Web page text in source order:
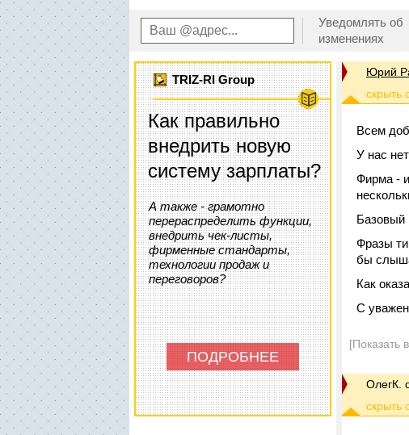
Уведомлять об
изменениях
TRIZ-RI Group
Как правильно
внедрить новую
систему зарплаты?
А также - грамотно
перераспределить функции,
внедрить чек-листы,
фирменные стандарты,
технологии продаж и
переговоров?
ПОДРОБНЕЕ
Юрий
Всем
У нас
Фирма -
Базовый
Фразы
бы
Как
С
[Показать
ОлегК.